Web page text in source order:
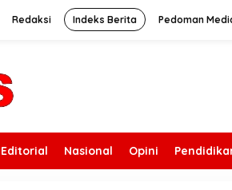
Redaksi Indeks Berita Pedoman
Editorial Nasional Opini